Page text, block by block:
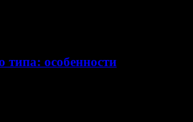
типа: особенности